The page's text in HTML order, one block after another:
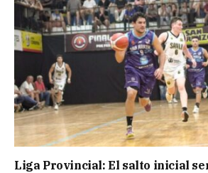
Liga Provincial: El salto inicial